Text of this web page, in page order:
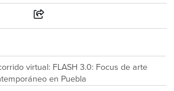
virtual: FLASH 3.0: Focus de arte
en Puebla